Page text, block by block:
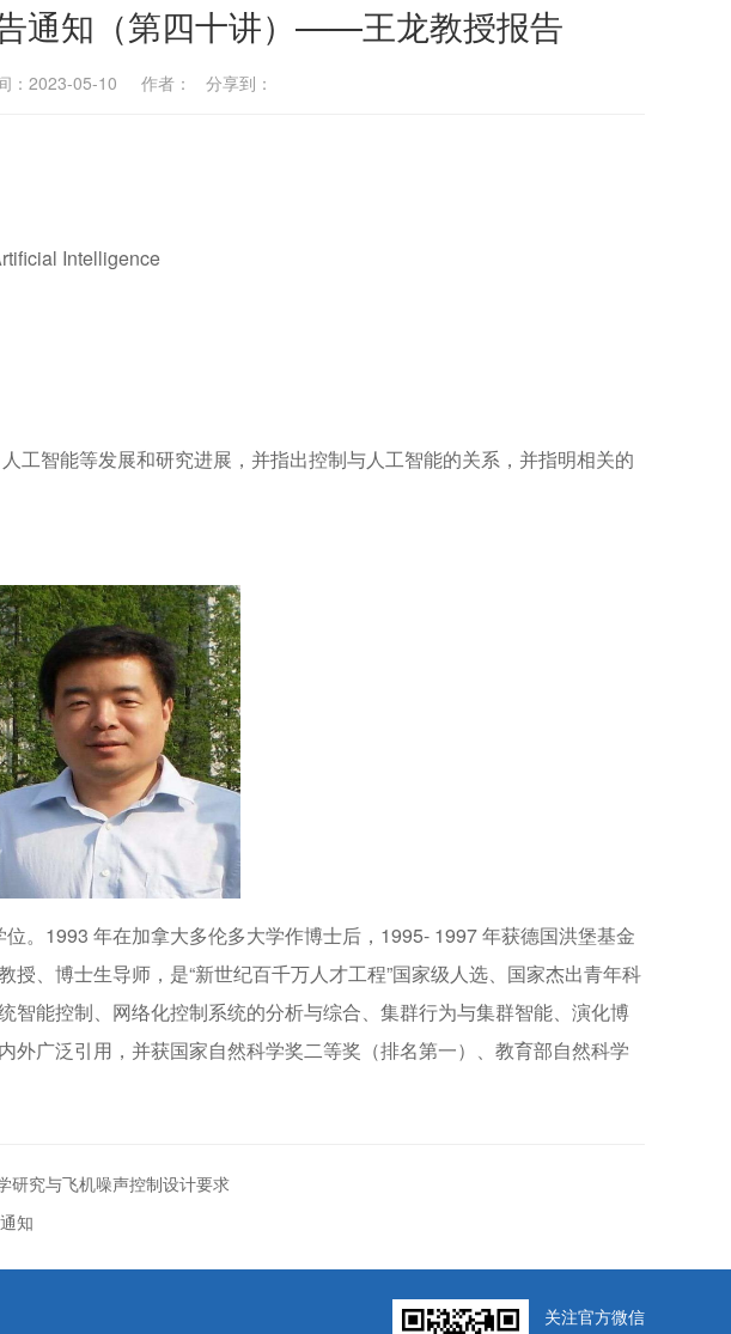
告通知（第四十讲）——王龙教授报告
：2023-05-10 作者： 分享到：
Intelligence
工智能等发展和研究进展，并指出控制与人工智能的关系，并指明相关的
。1993 年在加拿大多伦多大学作博士后，1995- 1997 年获德国洪堡基金
、博士生导师，是“新世纪百千万人才工程”国家级人选、国家杰出青年科
智能控制、网络化控制系统的分析与综合、集群行为与集群智能、演化博
外广泛引用，并获国家自然科学奖二等奖（排名第一）、教育部自然科学
究与飞机噪声控制设计要求
知
关注官方微信